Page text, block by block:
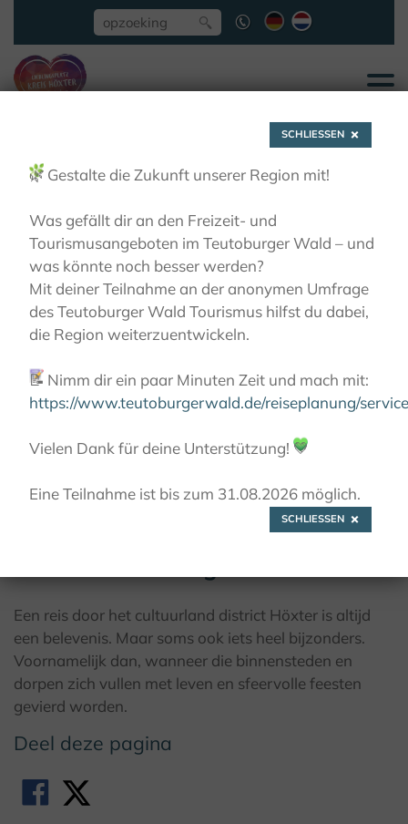
Festivals &
vieringen
ZIEN EN BELEVEN FESTIVALS & VIERINGEN
Een reis door het cultuurland district Höxter is altijd
een belevenis. Maar soms ook iets heel bijzonders.
Voornamelijk dan, wanneer die binnensteden en
dorpen zich vullen met leven en sfeervolle feesten
gevierd worden.
Deel deze pagina
SCHLIESSEN
🌿 Gestalte die Zukunft unserer Region mit!
Was gefällt dir an den Freizeit- und
Tourismusangeboten im Teutoburger Wald – und
was könnte noch besser werden?
Mit deiner Teilnahme an der anonymen Umfrage
des Teutoburger Wald Tourismus hilfst du dabei,
die Region weiterzuentwickeln.
📝 Nimm dir ein paar Minuten Zeit und mach mit:
https://www.teutoburgerwald.de/reiseplanung/
Vielen Dank für deine Unterstützung! 💚
Eine Teilnahme ist bis zum 31.08.2026 möglich.
SCHLIESSEN